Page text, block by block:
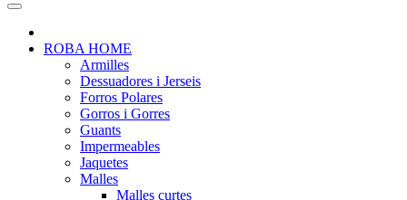
ROBA HOME
Armilles
Dessuadores i Jerseis
Forros Polares
Gorros i Gorres
Guants
Impermeables
Jaquetes
Malles
Malles curtes